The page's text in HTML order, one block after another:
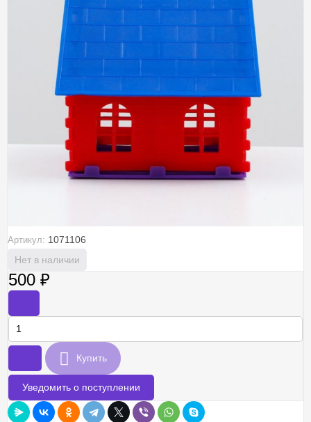
Артикул: 1071106
Нет в наличии
500 ₽
Купить
Уведомить о поступлении